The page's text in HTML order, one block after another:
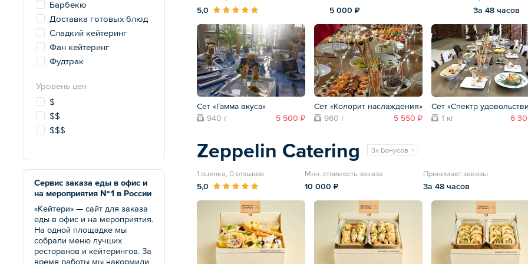
Барбекю
Доставка готовых блюд
Сладкий кейтеринг
Фан кейтеринг
Фудтрак
Уровень цен
$
$$
$$$
Сервис заказа еды в офис и
на мероприятия № 1 в России
«Кейтери» — сайт для заказа
еды в офис и на мероприятия.
На одной площадке мы
собрали меню лучших
ресторанов и кейтерингов. За
время работы мы накормили
5,0 5 000 ₽ За 48 часов
Сет «Гамма вкуса»
940 г
5 500 ₽
Сет «Колорит наслаждения»
960 г
5 550 ₽
Сет «Спектр
1 кг
6
Zeppelin Catering 3x Бонусов
1 оценка, 0 отзывов
5,0
Мин. стоимость заказа
10 000 ₽
Принимает заказы
За 48 часов